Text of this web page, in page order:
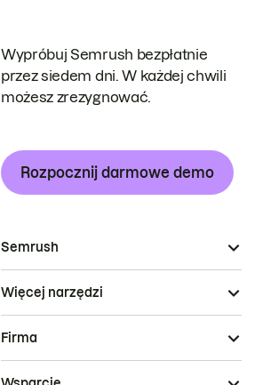
Wypróbuj Semrush bezpłatnie
przez siedem dni. W każdej chwili
możesz zrezygnować.
Rozpocznij darmowe demo
Semrush
Więcej narzędzi
Firma